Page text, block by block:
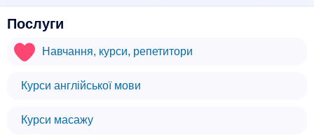
найкращі курси кадровика у місті Новий Розділ і
Послуги
Навчання, курси, репетитори
Курси англійської мови
Курси масажу